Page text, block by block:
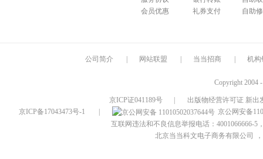
会员优惠
礼券支付
自助
公司简介 网站联盟 当当招商 机构
Copyright 2004
京ICP证041189号
出版物经营许可证 新出
京ICP备17043473号-1
京公网安备
互联网违法和不良信息举报电话：4001066666-5
北京当当科文电子商务有限公司